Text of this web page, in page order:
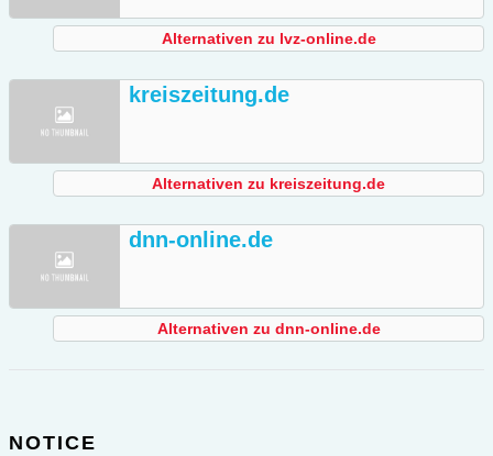
Alternativen zu lvz-online.de
kreiszeitung.de
Alternativen zu kreiszeitung.de
dnn-online.de
Alternativen zu dnn-online.de
NOTICE